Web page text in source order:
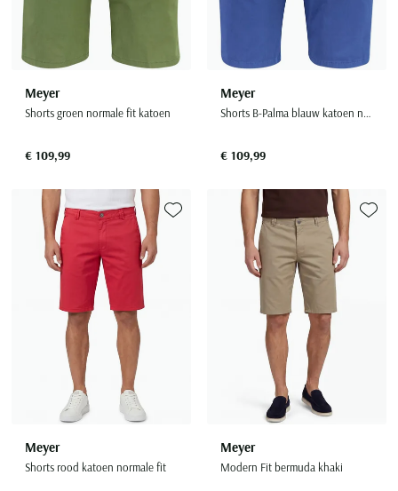
Meyer
Shorts groen normale fit katoen
€ 109,99
Meyer
Shorts B-Palma blauw katoen normale fit
€ 109,99
Meyer
Shorts rood katoen normale fit
Toevoegen aan favorieten
Meyer
Modern Fit bermuda khaki